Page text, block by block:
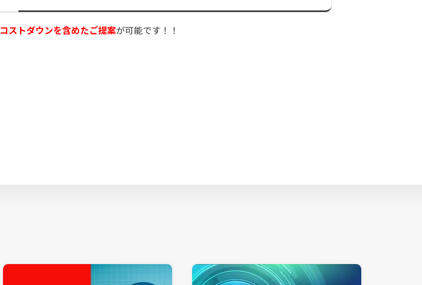
コストダウンを含めたご提案が可能です！！